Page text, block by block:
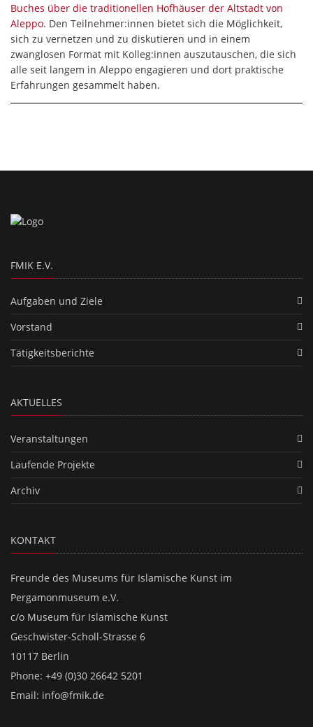
Buches über die traditionellen Hofhäuser der Altstadt von
Aleppo. Den Teilnehmer:innen bietet sich die Möglichkeit,
sich zu vernetzen und zu diskutieren und in einem
zwanglosen Format mit Kolleg:innen auszutauschen, die sich
alle seit langem in Aleppo engagieren und dort praktische
Erfahrungen gesammelt haben.
FMIK E.V.
Aufgaben und Ziele
Vorstand
Tätigkeitsberichte
AKTUELLES
Veranstaltungen
Laufende Projekte
Archiv
KONTAKT
Freunde des Museums für Islamische Kunst im
Pergamonmuseum e.V.
c/o Museum für Islamische Kunst
Geschwister-Scholl-Strasse 6
10117 Berlin
Phone: +49 (0)30 26642 5201
Email: info@fmik.de